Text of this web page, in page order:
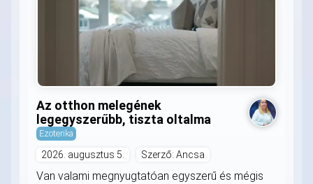
Az otthon melegének
legegyszerűbb, tiszta oltalma
Ezoterika
2026. augusztus 5. Szerző: Ancsa
Van valami megnyugtatóan egyszerű és mégis